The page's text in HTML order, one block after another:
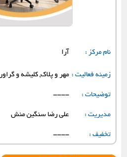
نام مرکز : آرا
زمینه فعالیت : مهر و پلاک, کلیشه و گراور
توضیحات : ----
مدیریت : علی رضا سنگین منش
تخفیف : ----